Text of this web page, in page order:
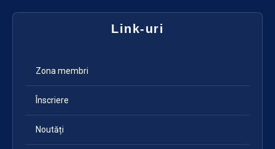
Link-uri
Zona membri
Înscriere
Noutăți